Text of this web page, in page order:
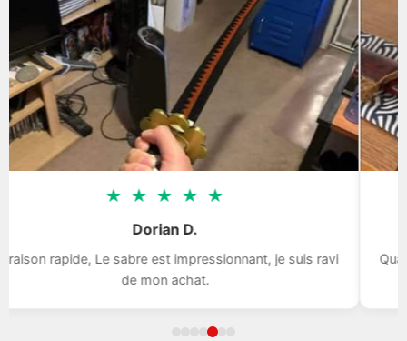
★ ★ ★ ★ ★
Dorian D.
rapide, Le sabre est impressionnant, je suis ravi
de mon achat.